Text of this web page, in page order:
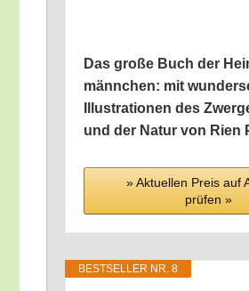
Das gro­ße Buch der
männ­chen: mit
Illus­tra­tio­nen des
und der Natur von Rien
» Aktu­el­len Preis auf
prü­fen »
BEST­SEL­LER NR. 8